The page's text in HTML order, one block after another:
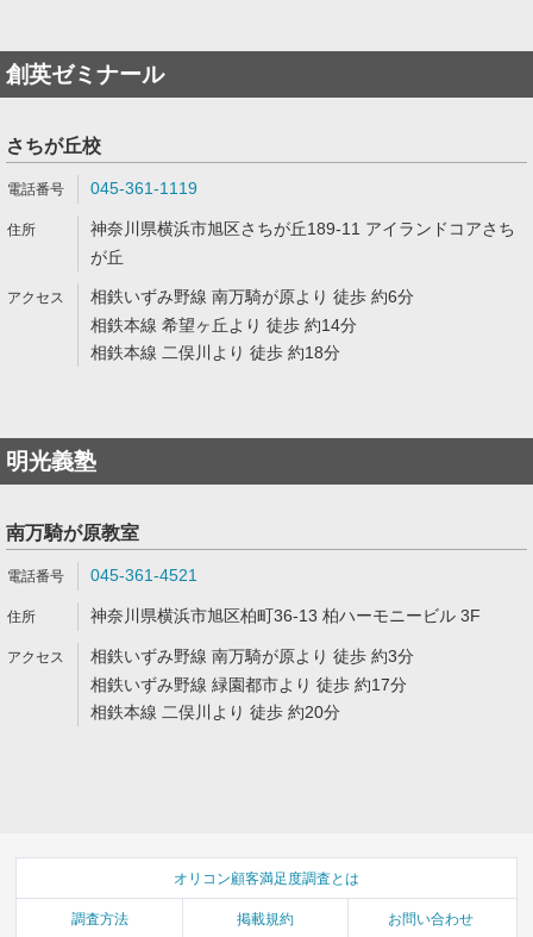
創英ゼミナール
さちが丘校
045-361-1119
神奈川県横浜市旭区さちが丘189-11 アイランドコアさち
が丘
相鉄いずみ野線 南万騎が原より 徒歩 約6分
相鉄本線 希望ヶ丘より 徒歩 約14分
相鉄本線 二俣川より 徒歩 約18分
明光義塾
南万騎が原教室
045-361-4521
神奈川県横浜市旭区柏町36-13 柏ハーモニービル 3F
相鉄いずみ野線 南万騎が原より 徒歩 約3分
相鉄いずみ野線 緑園都市より 徒歩 約17分
相鉄本線 二俣川より 徒歩 約20分
オリコン顧客満足度調査とは
調査方法 掲載規約 お問い合わせ